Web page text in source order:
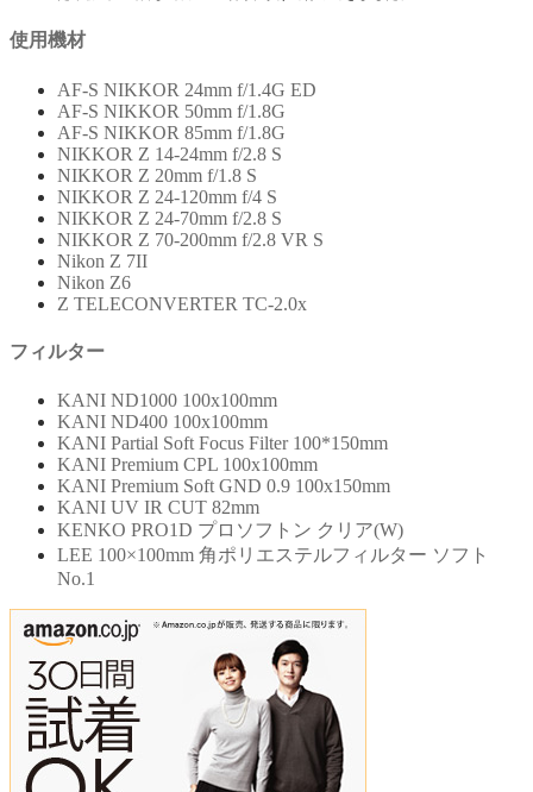
使用機材
AF-S NIKKOR 24mm f/1.4G ED
AF-S NIKKOR 50mm f/1.8G
AF-S NIKKOR 85mm f/1.8G
NIKKOR Z 14-24mm f/2.8 S
NIKKOR Z 20mm f/1.8 S
NIKKOR Z 24-120mm f/4 S
NIKKOR Z 24-70mm f/2.8 S
NIKKOR Z 70-200mm f/2.8 VR S
Nikon Z 7II
Nikon Z6
Z TELECONVERTER TC-2.0x
フィルター
KANI ND1000 100x100mm
KANI ND400 100x100mm
KANI Partial Soft Focus Filter 100*150mm
KANI Premium CPL 100x100mm
KANI Premium Soft GND 0.9 100x150mm
KANI UV IR CUT 82mm
KENKO PRO1D プロソフトン クリア(W)
LEE 100×100mm 角ポリエステルフィルター ソフト
No.1